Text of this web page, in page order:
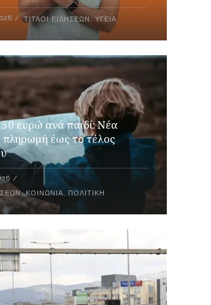
ΤΊΤΛΟΙ ΕΙΔΉΣΕΩΝ,ΥΓΕΊΑ
ευρώ ανά παιδί: Νέα
πληρωμή έως το τέλος
,ΚΟΙΝΩΝΊΑ, ΠΟΛΙΤΙΚΉ